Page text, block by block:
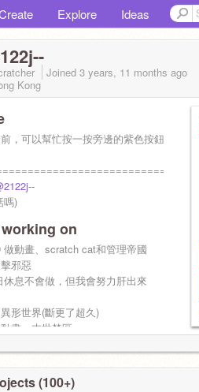
Explore Ideas
Joined 3 years, 11 months ago
Kong
，可以幫忙按一按旁邊的紫色按鈕
嗎)
⋯⋯
！！！
少年，我喜歡看沙雕動漫和Skibidi
等等，搞基(開玩笑別當真)如果有
妨到我的評論區聊天吧！
on
做動畫、scratch cat和管理帝國
邪惡
休息不會做，但我會努力肝出來
形世界(斷更了超久)
畫：末世禁區⋯
一身本事，那麼就空空烈烈的大干一
(100+)